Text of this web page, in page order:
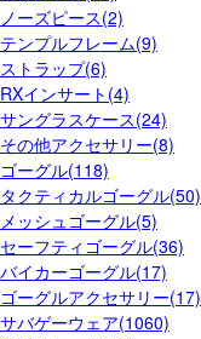
ノーズピース(2)
テンプルフレーム(9)
ストラップ(6)
RXインサート(4)
サングラスケース(24)
その他アクセサリー(8)
ゴーグル(118)
タクティカルゴーグル(50)
メッシュゴーグル(5)
セーフティゴーグル(36)
バイカーゴーグル(17)
ゴーグルアクセサリー(17)
サバゲーウェア(1060)